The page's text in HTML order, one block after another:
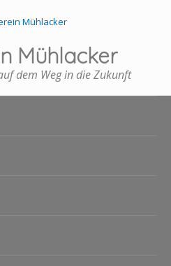
Mühlacker
dem Weg in die Zukunft